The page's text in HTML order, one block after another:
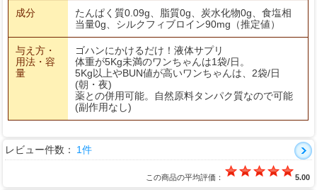
成分
たんぱく質0.09g、脂質0g、炭水化物0g、食塩相
当量0g、シルクフィブロイン90mg（推定値）
与え方・
用法・容
量
ゴハンにかけるだけ！液体サプリ
体重が5Kg未満のワンちゃんは1袋/日。
5Kg以上やBUN値が高いワンちゃんは、2袋/日
(朝・夜)
薬との併用可能。自然原料タンパク質なので可能
(副作用なし)
レビュー件数： 1件
この商品の平均評価： 5.00